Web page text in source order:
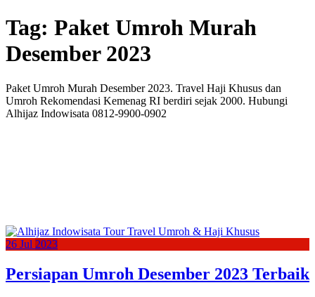
Tag: Paket Umroh Murah
Desember 2023
Paket Umroh Murah Desember 2023. Travel Haji Khusus dan
Umroh Rekomendasi Kemenag RI berdiri sejak 2000. Hubungi
Alhijaz Indowisata 0812-9900-0902
26 Jul 2023
Persiapan Umroh Desember 2023 Terbaik